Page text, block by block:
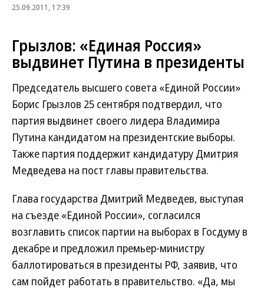
25.09.2011, 17:39
Грызлов: «Единая Россия»
выдвинет Путина в президенты
Председатель высшего совета «Единой России»
Борис Грызлов 25 сентября подтвердил, что
партия выдвинет своего лидера Владимира
Путина кандидатом на президентские выборы.
Также партия поддержит кандидатуру Дмитрия
Медведева на пост главы правительства.
Глава государства Дмитрий Медведев, выступая
на съезде «Единой России», согласился
возглавить список партии на выборах в Госдуму в
декабре и предложил премьер-министру
баллотироваться в президенты РФ, заявив, что
сам пойдет работать в правительство. «Да, мы